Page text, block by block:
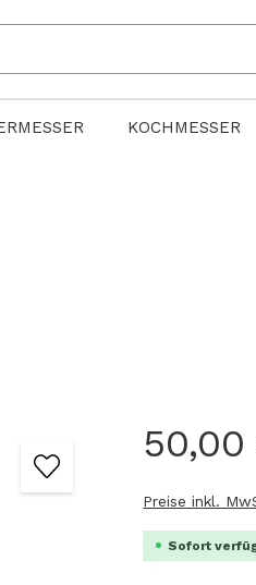
KOCHMESSER
Preise inkl.
Sofort